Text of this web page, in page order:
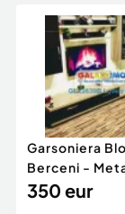
Servicii
Animale de
Afaceri și
Inchiriere
Utilaje
Piese auto si
Dacia Duster
Garsoniera
Berceni -
Park -
350 eur